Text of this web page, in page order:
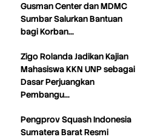
Gusman Center dan MDMC
Sumbar Salurkan Bantuan
bagi Korban…
Zigo Rolanda Jadikan Kajian
Mahasiswa KKN UNP sebagai
Dasar Perjuangkan
Pembangu…
Pengprov Squash Indonesia
Sumatera Barat Resmi